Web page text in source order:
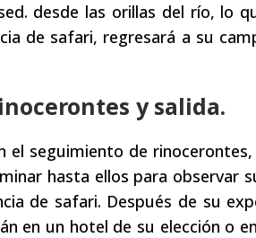
desde las orillas del río, lo
de safari, regresará a su
y salida.
el seguimiento de
hasta ellos para observar
de safari. Después de su
en un hotel de su elección o